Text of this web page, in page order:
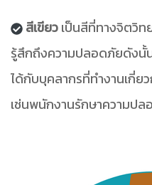
สีเขียวเป็นสีที่ทางจิตวิ
รู้สึกถึงความปลอดภัยดังนั้
ได้กับบุคลากรที่ทำงานเกี่
เช่นพนักงานรักษาความปล